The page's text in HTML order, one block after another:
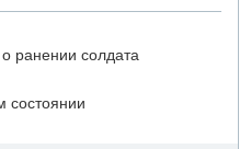
ранении солдата
состоянии